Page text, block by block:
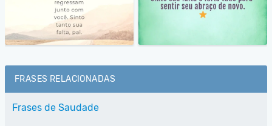
FRASES RELACIONADAS
Frases de Saudade